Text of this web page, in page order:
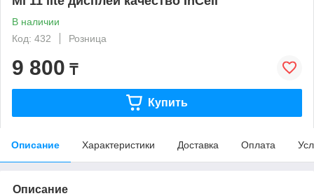
В наличии
Код: 432
Розница
9 800 ₸
Купить
Описание Характеристики Доставка Оплата
Описание